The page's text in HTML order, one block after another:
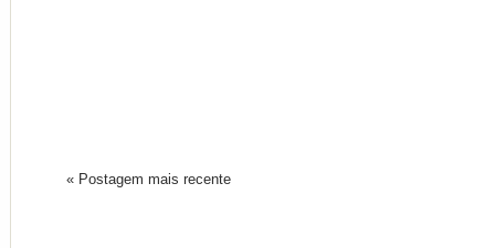
« Postagem mais recente